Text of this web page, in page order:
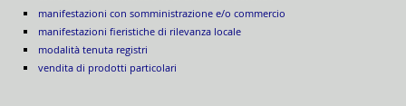
manifestazioni con somministrazione e/o commercio
manifestazioni fieristiche di rilevanza locale
modalità tenuta registri
vendita di prodotti particolari